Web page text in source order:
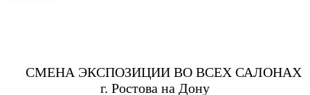
СМЕНА ЭКСПОЗИЦИИ ВО ВСЕХ САЛОНАХ
г. Ростова на Дону